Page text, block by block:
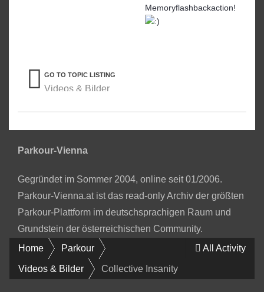
Memoryflashbackaction!
GO TO TOPIC LISTING
Videos & Bilder
Parkour-Vienna
Gegründet im Sommer 2004, online seit 01/2006.
Parkour-Vienna.at ist das read-only Archiv der größten
Parkour-Plattform im deutschsprachigen Raum und
Grundstein der österreichischen Community.
All Activity
Home Parkour
Videos & Bilder Collective Insanity